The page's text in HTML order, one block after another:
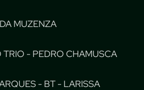
MUZENZA
- PEDRO CHAMUSCA
- BT - LARISSA